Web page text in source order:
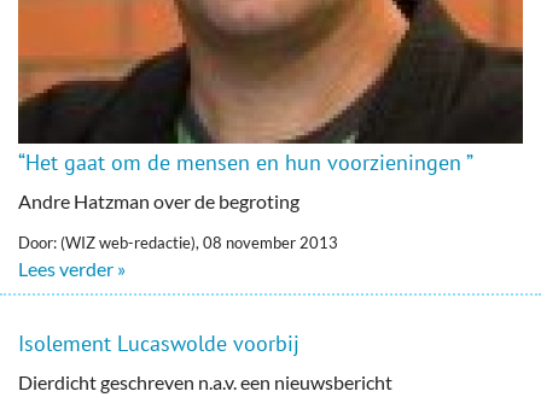
“Het gaat om de mensen en hun voorzieningen ”
Andre Hatzman over de begroting
Door: (WIZ web-redactie), 08 november 2013
Lees verder »
Isolement Lucaswolde voorbij
Dierdicht geschreven n.a.v. een nieuwsbericht